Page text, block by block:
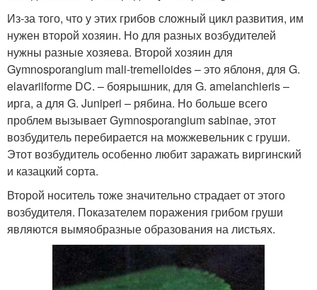
Из-за того, что у этих грибов сложный цикл развития, им
нужен второй хозяин. Но для разных возбудителей
нужны разные хозяева. Второй хозяин для
Gymnosporangium mali-tremelloides – это яблоня, для G.
elavariiforme DC. – боярышник, для G. amelanchieris –
ирга, а для G. Juniperi – рябина. Но больше всего
проблем вызывает Gymnosporangium sabinae, этот
возбудитель перебирается на можжевельник с груши.
Этот возбудитель особенно любит заражать виргинский
и казацкий сорта.
Второй носитель тоже значительно страдает от этого
возбудителя. Показателем поражения грибом груши
являются вымяобразные образования на листьях.